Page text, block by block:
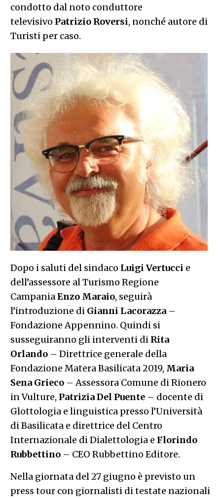
condotto dal noto conduttore
televisivo Patrizio Roversi, nonché autore di
Turisti per caso.
Dopo i saluti del sindaco Luigi Vertucci e
dell’assessore al Turismo Regione
Campania Enzo Maraio, seguirà
l’introduzione di Gianni Lacorazza–
Fondazione Appennino. Quindi si
susseguiranno gli interventi di Rita
Orlando– Direttrice generale della
Fondazione Matera Basilicata 2019, Maria
Sena Grieco– Assessora Comune di Rionero
in Vulture, Patrizia Del Puente– docente di
Glottologia e linguistica presso l’Università
di Basilicata e direttrice del Centro
Internazionale di Dialettologia e Florindo
Rubbettino– CEO Rubbettino Editore.
Nella giornata del 27 giugno è previsto un
press tour con giornalisti di testate nazionali